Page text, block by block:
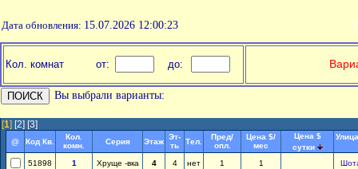
Дата обновления: 15.07.2026 12:00:23
Кол. комнат от: до:
Вы выбрали варианты:
[1] [2] [3]
@ Код Кв.
Кол.
комн.
Серия Этаж
Эт-
ть
Тел.
Пред/
опл.
Цена $/
мес
Цена $
сутки
51898 1 Хруще -вка 4 4 нет 1 1